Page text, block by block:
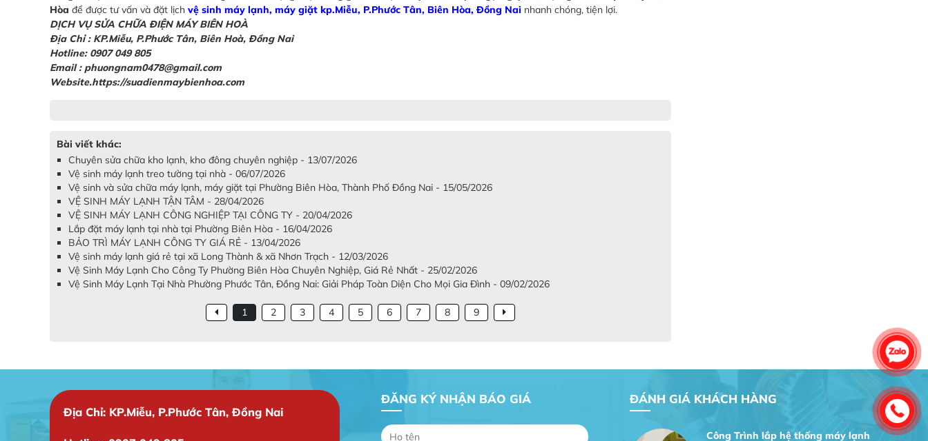
Hòa để được tư vấn và đặt lịch vệ sinh máy lạnh, máy giặt kp.Miễu, P.Phước Tân, Biên Hòa, Đồng Nai nhanh chóng, tiện lợi.
DỊCH VỤ SỬA CHỮA ĐIỆN MÁY BIÊN HOÀ
Địa Chỉ :KP.Miễu, P.Phước Tân, Biên Hoà, Đồng Nai
Hotline: 0907 049 805
Email : phuongnam0478@gmail.com
Website.https://suadienmaybienhoa.com
Bài viết khác:
Chuyên sửa chữa kho lạnh, kho đông chuyên nghiệp - 13/07/2026
Vệ sinh máy lạnh treo tường tại nhà - 06/07/2026
Vệ sinh và sửa chữa máy lạnh, máy giặt tại Phường Biên Hòa, Thành Phố Đồng Nai - 15/05/2026
VỆ SINH MÁY LẠNH TẬN TÂM - 28/04/2026
VỆ SINH MÁY LẠNH CÔNG NGHIỆP TẠI CÔNG TY - 20/04/2026
Lắp đặt máy lạnh tại nhà tại Phường Biên Hòa - 16/04/2026
BẢO TRÌ MÁY LẠNH CÔNG TY GIÁ RẺ - 13/04/2026
Vệ sinh máy lạnh giá rẻ tại xã Long Thành & xã Nhơn Trạch - 12/03/2026
Vệ Sinh Máy Lạnh Cho Công Ty Phường Biên Hòa Chuyên Nghiệp, Giá Rẻ Nhất - 25/02/2026
Vệ Sinh Máy Lạnh Tại Nhà Phường Phước Tân, Đồng Nai: Giải Pháp Toàn Diện Cho Mọi Gia Đình - 09/02/2026
1 2 3 4 5 6 7 8 9
Địa Chỉ: KP.Miễu, P.Phước Tân, Đồng Nai
ĐĂNG KÝ NHẬN BÁO GIÁ ĐÁNH GIÁ KHÁCH HÀNG
Dịch vụ MoTor
Công Trình lắp hệ thống máy lạnh